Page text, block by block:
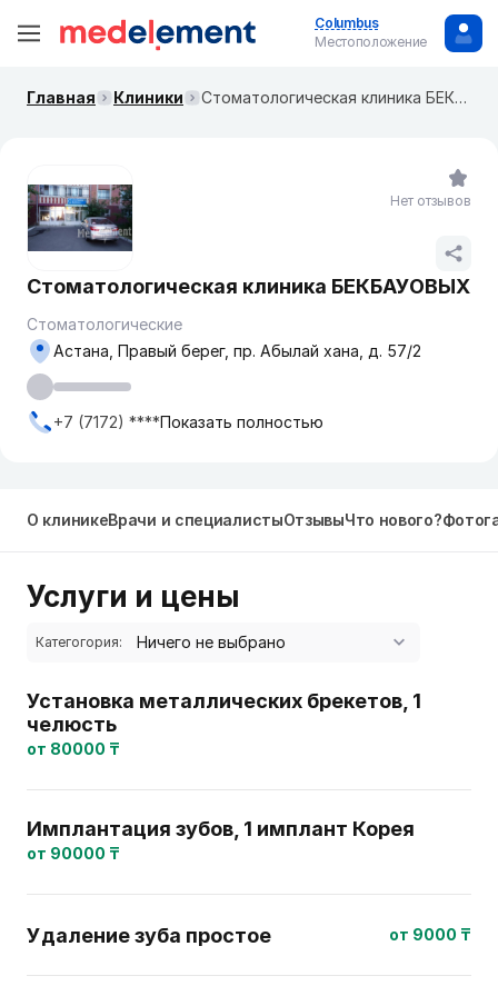
Columbus
Местоположение
Главная Клиники Стоматологическая клиника БЕКБАУОВЫХ
Стоматологическая клиника БЕКБАУОВЫХ
Стоматологические
Астана, Правый берег, пр. Абылай хана, д. 57/2
+7 (7172) ****Показать полностью
Нет отзывов
О клиникеВрачи и специалистыОтзывыЧто нового?
Услуги и цены
Категогория:
Установка металлических брекетов, 1
челюсть
от 80000 ₸
Имплантация зубов, 1 имплант Корея
от 90000 ₸
Удаление зуба простое от 9000 ₸